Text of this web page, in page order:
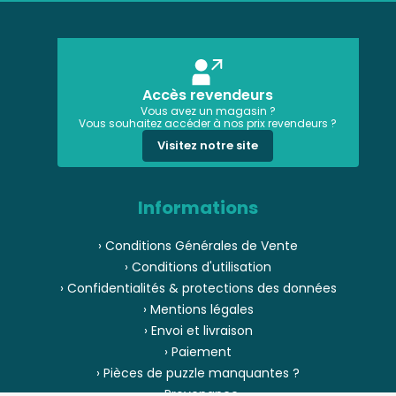
Accès revendeurs
Vous avez un magasin ?
Vous souhaitez accéder à nos prix revendeurs ?
Visitez notre site
Informations
› Conditions Générales de Vente
› Conditions d'utilisation
› Confidentialités & protections des données
› Mentions légales
› Envoi et livraison
› Paiement
› Pièces de puzzle manquantes ?